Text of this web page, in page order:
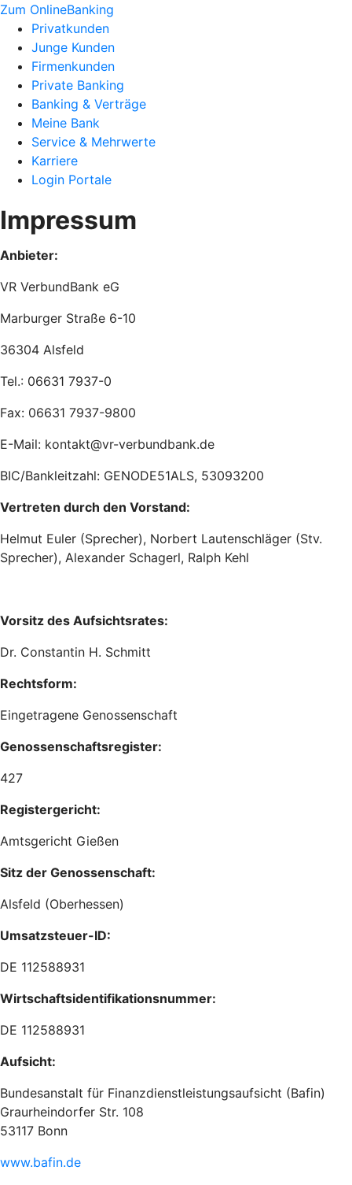
Zum OnlineBanking
Privatkunden
Junge Kunden
Firmenkunden
Private Banking
Banking & Verträge
Meine Bank
Service & Mehrwerte
Karriere
Login Portale
Impressum
Anbieter:
VR VerbundBank eG
Marburger Straße 6-10
36304 Alsfeld
Tel.: 06631 7937-0
Fax: 06631 7937-9800
E-Mail: kontakt@vr-verbundbank.de
BIC/Bankleitzahl: GENODE51ALS, 53093200
Vertreten durch den Vorstand:
Helmut Euler (Sprecher), Norbert Lautenschläger (Stv.
Sprecher), Alexander Schagerl, Ralph Kehl
Vorsitz des Aufsichtsrates:
Dr. Constantin H. Schmitt
Rechtsform:
Eingetragene Genossenschaft
Genossenschaftsregister:
427
Registergericht:
Amtsgericht Gießen
Sitz der Genossenschaft:
Alsfeld (Oberhessen)
Umsatzsteuer-ID:
DE 112588931
Wirtschaftsidentifikationsnummer:
DE 112588931
Aufsicht:
Bundesanstalt für Finanzdienstleistungsaufsicht (Bafin)
Graurheindorfer Str. 108
53117 Bonn
www.bafin.de